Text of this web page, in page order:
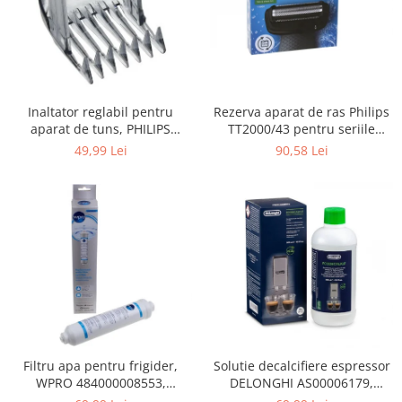
Gaming, Carti & Birotica
Birotica & Papetarie
Console, Jocuri & Accesorii
Ingrijire personala & Cosmetice
Accesorii aparate de ras electrice
Accesorii aparate hair styling
Aparate & Accesorii ingrijire
Aparate cosmetice
Articole Sanatate si Wellness
Consumabile sanitare
Cosmetice si produse ingrijire
personala
Igiena dentara
Jucarii, Copii & Bebe
Camera copilului
Hrana bebelusi
Inaltator reglabil pentru
aparat de tuns, PHILIPS
422203633281, 3-15 mm,
49,99 Lei
Rezerva aparat de ras Philips
TT2000/43 pentru seriile
Bodygroom 3000/5000/7000 si
90,58 Lei
Filtru apa pentru frigider,
WPRO 484000008553,
Solutie decalcifiere espressor
DELONGHI AS00006179,